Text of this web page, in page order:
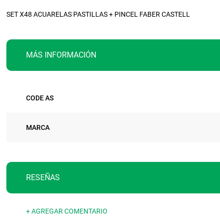
SET X48 ACUARELAS PASTILLAS + PINCEL FABER CASTELL
MÁS INFORMACIÓN
información
CODE AS
MARCA
RESEÑAS
+ AGREGAR COMENTARIO